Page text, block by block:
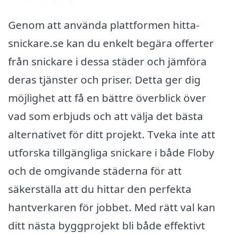
Genom att använda plattformen hitta-
snickare.se kan du enkelt begära offerter
från snickare i dessa städer och jämföra
deras tjänster och priser. Detta ger dig
möjlighet att få en bättre överblick över
vad som erbjuds och att välja det bästa
alternativet för ditt projekt. Tveka inte att
utforska tillgängliga snickare i både Floby
och de omgivande städerna för att
säkerställa att du hittar den perfekta
hantverkaren för jobbet. Med rätt val kan
ditt nästa byggprojekt bli både effektivt